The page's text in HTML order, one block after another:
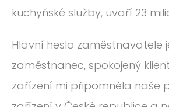
kuchyňské služby, uvaří 23
Hlavní heslo zaměstnavatele
zaměstnanec, spokojený
zařízení mi připomněla naše